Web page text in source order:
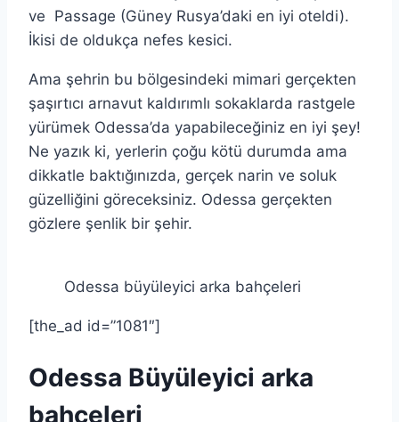
ve Passage (Güney Rusya’daki en iyi oteldi).
İkisi de oldukça nefes kesici.
Ama şehrin bu bölgesindeki mimari gerçekten
şaşırtıcı arnavut kaldırımlı sokaklarda rastgele
yürümek Odessa’da yapabileceğiniz en iyi şey!
Ne yazık ki, yerlerin çoğu kötü durumda ama
dikkatle baktığınızda, gerçek narin ve soluk
güzelliğini göreceksiniz. Odessa gerçekten
gözlere şenlik bir şehir.
Odessa büyüleyici arka bahçeleri
[the_ad id=”1081″]
Odessa Büyüleyici arka
bahçeleri